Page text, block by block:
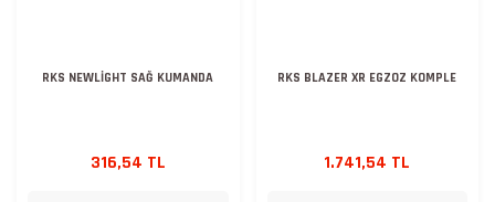
RKS NEWLİGHT SAĞ KUMANDA
316,54 TL
RKS BLAZER XR EGZOZ KOMPLE
1.741,54 TL